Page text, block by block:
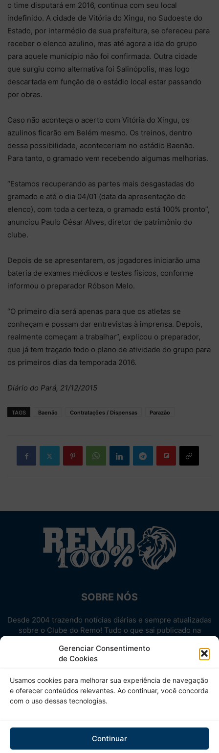
Gerenciar Consentimento
de Cookies
Usamos cookies para melhorar sua experiência de navegação
e oferecer conteúdos relevantes. Ao continuar, você concorda
com o uso dessas tecnologias.
Continuar
o time disputará em 2016, continua com seu local
indefinido. A cidade de Vitória do Xingu, no Sudoeste do
Estado, por intermédio de sua prefeitura, se ofereceu para
receber o elenco azulino, mas até agora a ida do grupo
para aquele município não foi confirmada. Outra cidade
que surgiu como alternativa foi Salinópolis, mas logo
descartada em função de o estádio local estar passando
por obras.
Caso não aconteça o acerto com Vitória do Xingu, os
azulinos ficarão em Belém mesmo. Os treinos, dentro
dessa possibilidade, aconteceriam no estádio Baenão.
Para tanto, o gramado vem recebendo algumas melhorias.
“Estamos recuperando as partes mais desgastadas do
gramado e até o dia 04/01 (data da apresentação do
elenco), com toda a certeza, o gramado está 100% pronto”,
anunciou Paulo César Alves, diretor de patrimônio do
clube.
Depois de se apresentarem, os jogadores iniciarão uma
bateria de exames médicos e testes físicos, conforme
informou o preparador Róbson Melo.
“O primeiro dia será apenas para que os atletas se
conheçam e possam dar entrevistas à imprensa. Depois,
realmente começam a trabalhar”, explicou o preparador,
que já tem traçado todo o plano de atividade do grupo para
os primeiros dias da temporada 2016.
Diário do Pará, 21/12/2015
TAGS Baenão Contratações / Dispensas Parazão
SOBRE NÓS
Desde 2004 trazendo notícias diárias e sempre atualizadas
sobre o Clube do Remo! Tudo o que sai publicado na
Aproveite! Site não-oficial.
SIGA-NOS